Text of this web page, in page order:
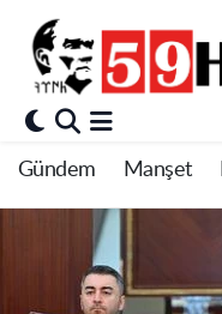
Gündem Manşet